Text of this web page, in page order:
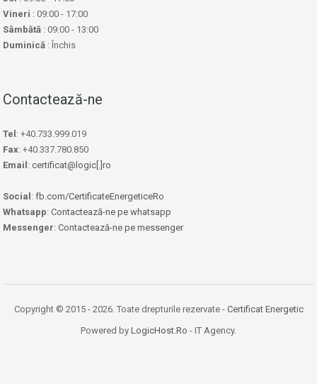
Vineri : 09:00 - 17:00
Sâmbătă : 09:00 - 13:00
Duminică : Închis
Contactează-ne
Tel : +40.733.999.019
Fax: +40.337.780.850
Email : certificat@logic[.]ro
Social : fb.com/CertificateEnergeticeRo
Whatsapp: Contactează-ne pe whatsapp
Messenger: Contactează-ne pe messenger
Copyright © 2015 - 2026. Toate drepturile rezervate - Certificat Energetic
Powered by LogicHost.Ro - IT Agency.